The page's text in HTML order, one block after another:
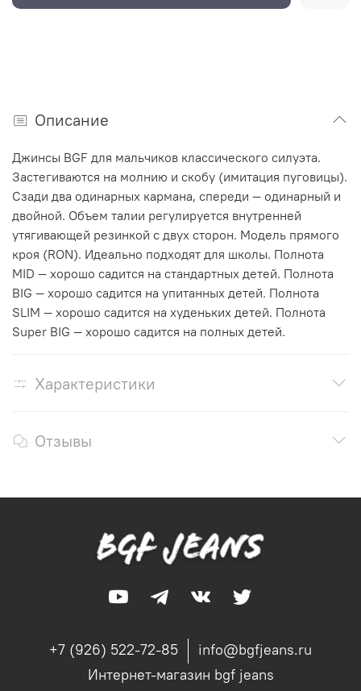
Описание
Джинсы BGF для мальчиков классического силуэта.
Застегиваются на молнию и скобу (имитация пуговицы).
Сзади два одинарных кармана, спереди — одинарный и
двойной. Объем талии регулируется внутренней
утягивающей резинкой с двух сторон. Модель прямого
кроя (RON). Идеально подходят для школы. Полнота
MID — хорошо садится на стандартных детей. Полнота
BIG — хорошо садится на упитанных детей. Полнота
SLIM — хорошо садится на худеньких детей. Полнота
Super BIG — хорошо садится на полных детей.
Характеристики
Отзывы
+7 (926) 522-72-85
info@bgfjeans.ru
Интернет-магазин bgf jeans